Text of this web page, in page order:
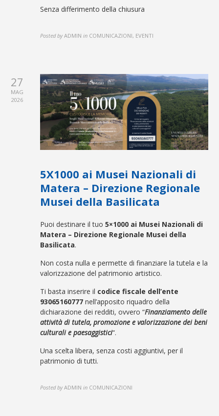
Senza differimento della chiusura
Posted by ADMIN in COMUNICAZIONI, EVENTI
27
MAG
2026
5X1000 ai Musei Nazionali di
Matera – Direzione Regionale
Musei della Basilicata
Puoi destinare il tuo5×1000 ai Musei Nazionali di
Matera – Direzione Regionale Musei della
Basilicata.
Non costa nulla e permette di finanziare la tutela e la
valorizzazione del patrimonio artistico.
Ti basta inserire il codice fiscale dell’ente
93065160777 nell’apposito riquadro della
dichiarazione dei redditi, ovvero “Finanziamento delle
attività di tutela, promozione e valorizzazione dei beni
culturali e paesaggistici“.
Una scelta libera, senza costi aggiuntivi, per il
patrimonio di tutti.
Posted by ADMIN in COMUNICAZIONI